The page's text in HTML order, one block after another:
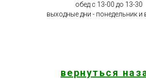
обед с 13-00 до 13-30
выходные дни - понедельник и
вернуться